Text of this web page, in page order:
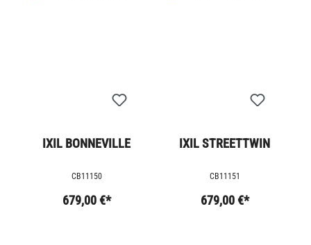
IXIL BONNEVILLE
CB11150
679,00 €*
IXIL STREETTWIN
CB11151
679,00 €*